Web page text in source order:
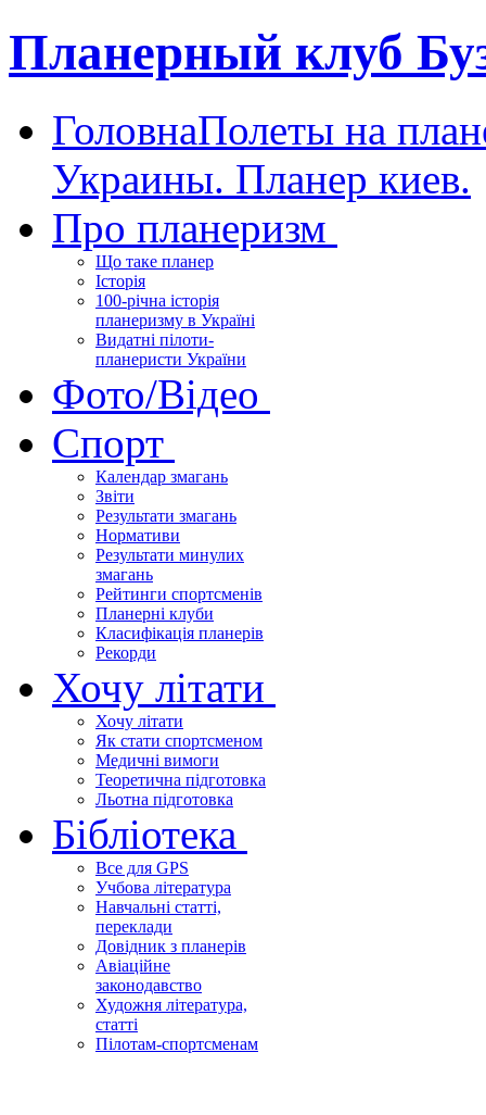
Планерный клуб
ГоловнаПолеты на
Украины. Планер киев.
Про планеризм
Що таке планер
Історія
100-річна історія
планеризму в Україні
Видатні пілоти-
планеристи України
Фото/Відео
Спорт
Календар змагань
Звіти
Результати змагань
Нормативи
Результати минулих
змагань
Рейтинги спортсменів
Планерні клуби
Класифікація планерів
Рекорди
Хочу літати
Хочу літати
Як стати спортсменом
Медичні вимоги
Теоретична підготовка
Льотна підготовка
Бібліотека
Все для GPS
Учбова література
Навчальні статті,
переклади
Довідник з планерів
Авіаційне
законодавство
Художня література,
статті
Пілотам-спортсменам